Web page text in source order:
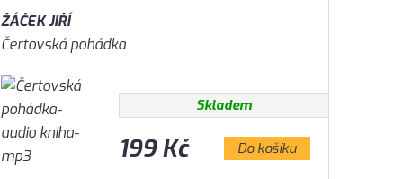
ŽÁČEK JIŘÍ
Čertovská pohádka
Skladem
199 Kč Do košíku